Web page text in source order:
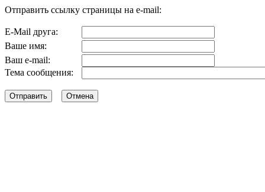
Отправить ссылку страницы на e-mail:
E-Mail друга:
Ваше имя:
Ваш e-mail:
Тема сообщения: